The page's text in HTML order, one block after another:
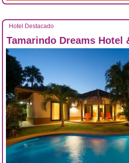
Hotel Destacado
Tamarindo Dreams Hotel